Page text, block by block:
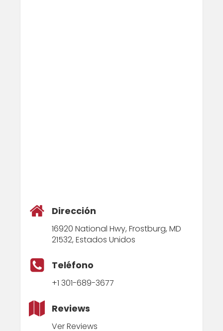
Dirección
16920 National Hwy, Frostburg, MD
21532, Estados Unidos
Teléfono
+1 301-689-3677
Reviews
Ver Reviews